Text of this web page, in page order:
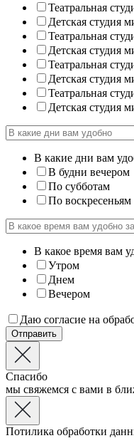
Театральная
Детская студия
Театральная
Детская студия
Театральная
Детская студия
Театральная
Детская студия
В какие дни вам
В будни вечером
По субботам
По воскресеньям
В какое время вам
Утром
Днем
Вечером
Даю согласие на
Отправить
Спасибо
мы свяжемся с вами в
Потилика обработки